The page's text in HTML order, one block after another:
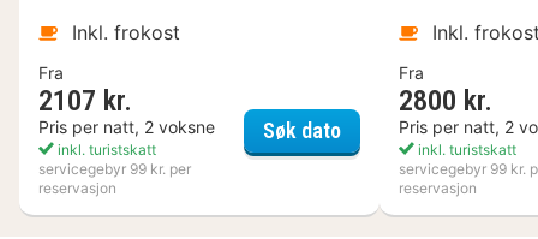
Inkl. frokost
Fra
2107 kr.
Pris per natt, 2 voksne
inkl. turistskatt
servicegebyr 99 kr. per
reservasjon
Søk datoVarbergs Kusthotell
Inkl.
Fra
2800 kr.
Pris per natt, 2
inkl. turistskatt
servicegebyr 99 kr.
reservasjon